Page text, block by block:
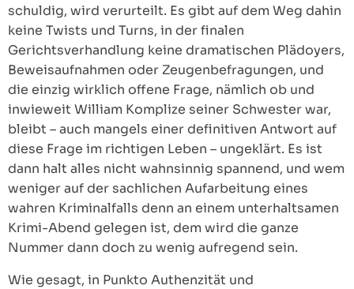
schuldig, wird verurteilt. Es gibt auf dem Weg dahin
keine Twists und Turns, in der finalen
Gerichtsverhandlung keine dramatischen Plädoyers,
Beweisaufnahmen oder Zeugenbefragungen, und
die einzig wirklich offene Frage, nämlich ob und
inwieweit William Komplize seiner Schwester war,
bleibt – auch mangels einer definitiven Antwort auf
diese Frage im richtigen Leben – ungeklärt. Es ist
dann halt alles nicht wahnsinnig spannend, und wem
weniger auf der sachlichen Aufarbeitung eines
wahren Kriminalfalls denn an einem unterhaltsamen
Krimi-Abend gelegen ist, dem wird die ganze
Nummer dann doch zu wenig aufregend sein.
Wie gesagt, in Punkto Authenzität und